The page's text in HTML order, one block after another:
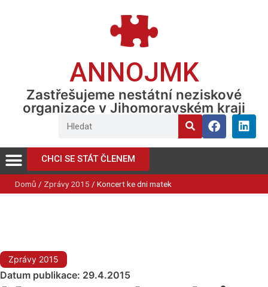
ANNOJMK
Zastřešujeme nestátní neziskové
organizace v Jihomoravském kraji
CHCI SE STÁT ČLENEM
Domů / Zprávy 2015 / Koncert ke dni matek
Zprávy 2015
Datum publikace: 29.4.2015